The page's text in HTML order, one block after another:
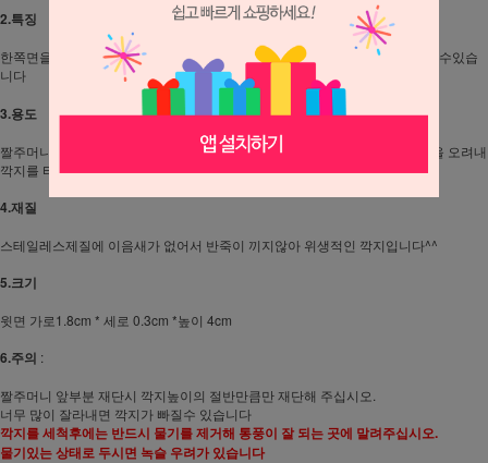
2.특징
한쪽면을 평평하고 한쪽면은 송곳처럼 6개의 이가 있어서 이중으로 사용하실수있습
니다
3.용도
짤주머니에 끼워서 깍지 중간쯤을 펜으로 표시한뒤 가위로 짤주머니 앞부분을 오려내
깍지를 타이트하게 끼워서 사용합니다
4.재질
스테일레스제질에 이음새가 없어서 반죽이 끼지않아 위생적인 깍지입니다^^
5.크기
윗면 가로1.8cm * 세로 0.3cm *높이 4cm
6.주의 :
짤주머니 앞부분 재단시 깍지높이의 절반만큼만 재단해 주십시오.
너무 많이 잘라내면 깍지가 빠질수 있습니다
깍지를 세척후에는 반드시 물기를 제거해 통풍이 잘 되는 곳에 말려주십시오.
물기있는 상태로 두시면 녹슬 우려가 있습니다